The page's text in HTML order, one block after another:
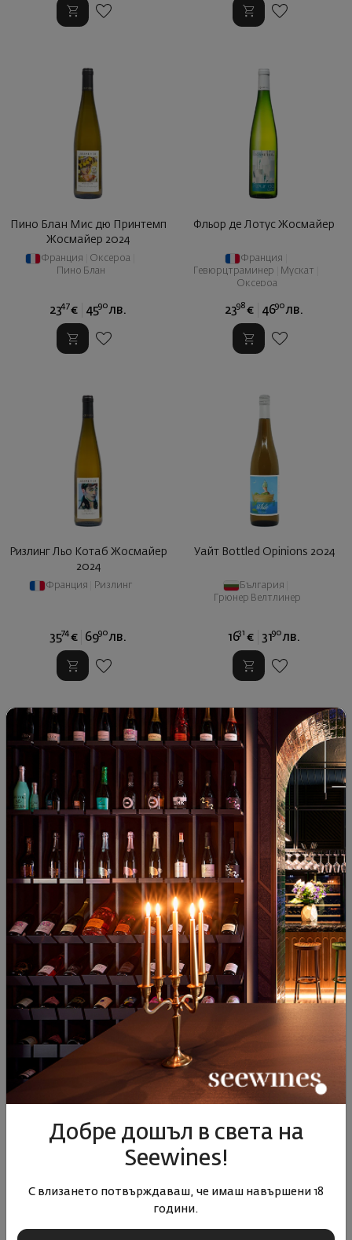
Пино Блан Мис дю Принтемп
Жосмайер 2024
Франция Оксероа
Пино Блан
2347 € 4590 лв.
Фльор де Лотус Жосмайер
Франция
Гевюрцтраминер
Мускат
Оксероа
2398 € 4690 лв.
Ризлинг Льо Котаб Жосмайер
2024
Франция Ризлинг
3574 € 6990 лв.
Уайт Bottled Opinions 2024
България
Грюнер Велтлинер
1631 € 3190 лв.
Моно А Луиш Сеабра 2022
Португалия | Алфрошейро
3983 € 77 лв.
Моно C Луиш Сеабра 2021
Португалия Кастелао
35 68 лв.
Шисто Илимитадо Тинто
Добре дошъл в света на
Seewines!
С влизането потвърждаваш, че имаш навършени 18
години.